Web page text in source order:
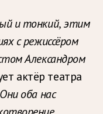
и тонкий, этим
с режиссёром
Александром
актёр театра
Они оба нас